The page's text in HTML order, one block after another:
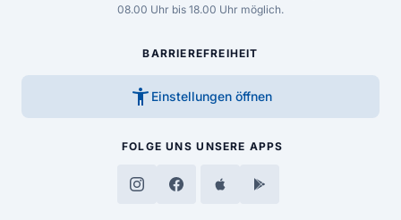
08.00 Uhr bis 18.00 Uhr möglich.
BARRIEREFREIHEIT
accessibility_new Einstellungen öffnen
FOLGE UNS UNSERE APPS